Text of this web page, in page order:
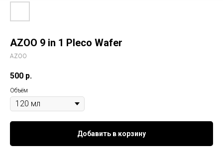
AZOO 9 in 1 Pleco Wafer
AZOO
500 р.
Объём
Добавить в корзину